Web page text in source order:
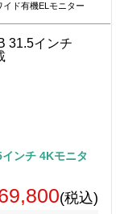
ド有機ELモニター
ンチ 4Kモニタ
(税込)